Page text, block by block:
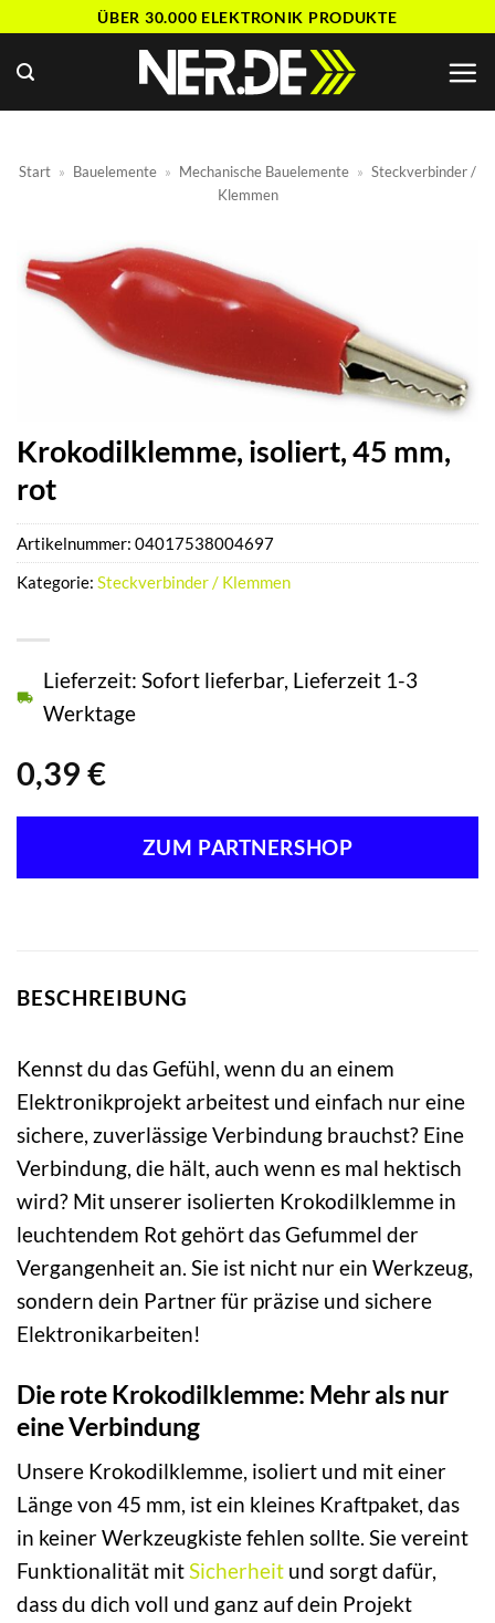
springen
ÜBER 30.000 ELEKTRONIK PRODUKTE
Start » Bauelemente » Mechanische Bauelemente » Steckverbinder /
Klemmen
Krokodilklemme, isoliert, 45 mm,
rot
0,39 €
Lieferzeit: Sofort lieferbar, Lieferzeit 1-3
Werktage
ZUM PARTNERSHOP
Artikelnummer: 04017538004697
Kategorie: Steckverbinder / Klemmen
BESCHREIBUNG
Kennst du das Gefühl, wenn du an einem
Elektronikprojekt arbeitest und einfach nur eine
sichere, zuverlässige Verbindung brauchst? Eine
Verbindung, die hält, auch wenn es mal hektisch
wird? Mit unserer isolierten Krokodilklemme in
leuchtendem Rot gehört das Gefummel der
Vergangenheit an. Sie ist nicht nur ein Werkzeug,
sondern dein Partner für präzise und sichere
Elektronikarbeiten!
Die rote Krokodilklemme: Mehr als nur
eine Verbindung
Unsere Krokodilklemme, isoliert und mit einer
Länge von 45 mm, ist ein kleines Kraftpaket, das
in keiner Werkzeugkiste fehlen sollte. Sie vereint
Funktionalität mitSicherheit und sorgt dafür,
dass du dich voll und ganz auf dein Projekt